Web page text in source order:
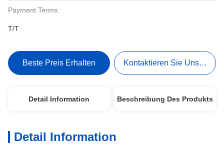
Payment Terms:
T/T
Beste Preis Erhalten Kontaktieren Sie Uns Jetzt
Detail Information Beschreibung Des Produkts
Detail Information